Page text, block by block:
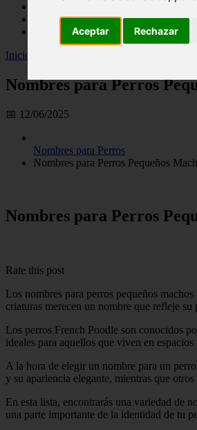
Aceptar Rechazar
uncategorized
Inicio
Nombres para Perros
📅 12/06/2025
Nombres para Perros
Nombres para Perros Pequeños
Nombres para Perros
Rate this post
Los nombres para perros pequeños
criaturas merecen un nombre que refleje
Los perros French Poodle son conocidos
ideales para aquellos que viven en
A la hora de elegir un nombre para un
y su apariencia elegante, mientras que
En esta lista, encontrarás una variedad de
una parte importante de la identidad de tu